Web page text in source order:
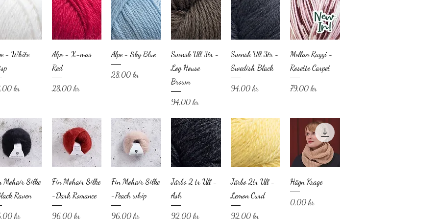
- White
kr
Alpe - X-mas
Red
Pris
28,00 kr
Alpe - Sky Blue
Pris
28,00 kr
Svensk Ull 3tr -
Log House
Brown
Pris
94,00 kr
Svensk Ull 3tr -
Swedish Black
Pris
94,00 kr
Mellan Raggi -
Rosette Carpet
Pris
79,00 kr
Mohair Silke
Raven
kr
Fin Mohair Silke
-Dark Romance
Pris
96,00 kr
Fin Mohair Silke
-Peach whip
Pris
96,00 kr
Järbo 2 tr Ull -
Ash
Pris
92,00 kr
Järbo 2tr Ull -
Lemon Curd
Pris
92,00 kr
Hägn Krage
Pris
0,00 kr